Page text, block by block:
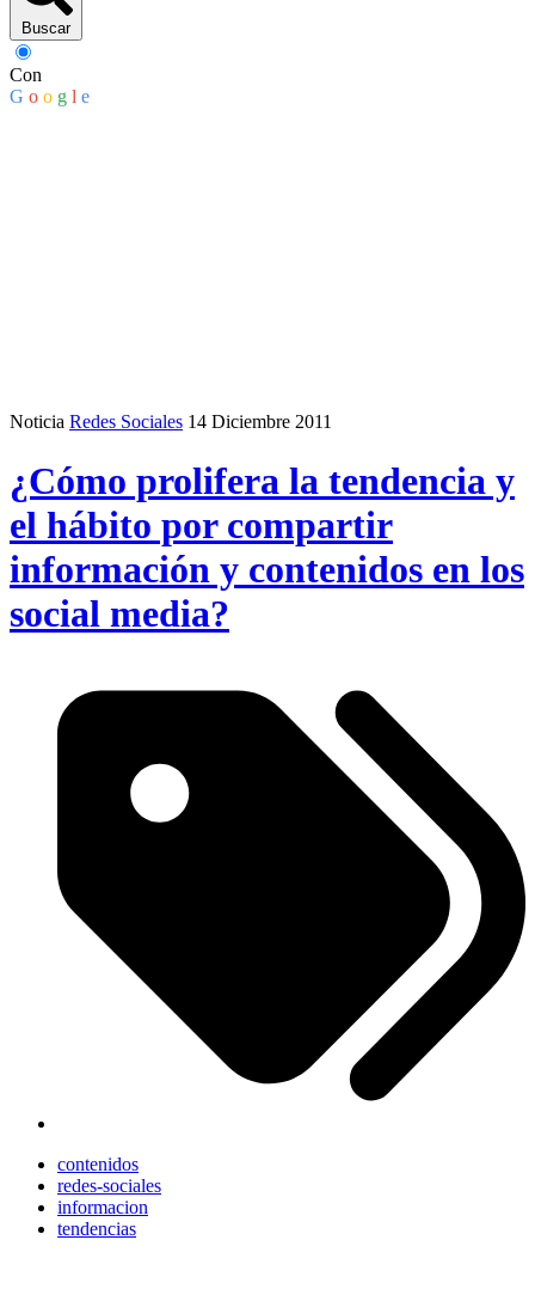
Buscar
Con
G o o g l e
Noticia Redes Sociales 14 Diciembre 2011
¿Cómo prolifera la tendencia y
el hábito por compartir
información y contenidos en los
social media?
contenidos
redes-sociales
informacion
tendencias